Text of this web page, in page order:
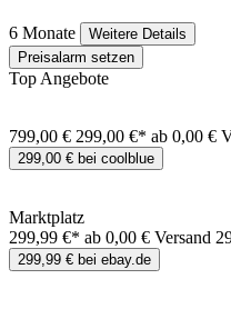
6 Monate
Weitere Details
Preisalarm setzen
Top Angebote
799,00 € 299,00 €* ab 0,00 €
299,00 € bei coolblue
Marktplatz
299,99 €* ab 0,00 € Versand
299,99 € bei ebay.de